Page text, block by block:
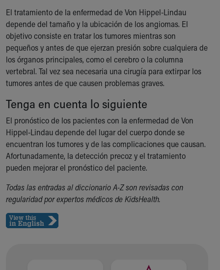
More childhood, please.™
Cincinnati Children's
Your Visit
MyChart Telehealth Visits
Directions
Doggie Brigade
During Your Visit
Financial Services
Rest Accommodations
Visiting
Gift Shop
Department of Public Safety
Health Info
Health Information
Healthy Info, Healthy Kids
Inside Children's Blog
KidsHealth Topics
Family Library
Educational Resources
El tratamiento de la enfermedad de Von Hippel-Lindau
depende del tamaño y la ubicación de los angiomas. El
objetivo consiste en tratar los tumores mientras son
pequeños y antes de que ejerzan presión sobre cualquiera de
los órganos principales, como el cerebro o la columna
vertebral. Tal vez sea necesaria una cirugía para extirpar los
tumores antes de que causen problemas graves.
Tenga en cuenta lo siguiente
El pronóstico de los pacientes con la enfermedad de Von
Hippel-Lindau depende del lugar del cuerpo donde se
encuentran los tumores y de las complicaciones que causan.
Afortunadamente, la detección precoz y el tratamiento
pueden mejorar el pronóstico del paciente.
Todas las entradas al diccionario A-Z son revisadas con
regularidad por expertos médicos de KidsHealth.